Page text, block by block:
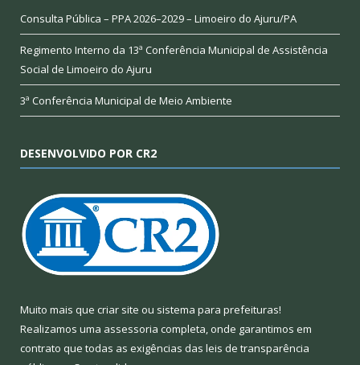
Consulta Pública – PPA 2026–2029 – Limoeiro do Ajuru/PA
Regimento Interno da 13ª Conferência Municipal de Assistência
Social de Limoeiro do Ajuru
3ª Conferência Municipal de Meio Ambiente
DESENVOLVIDO POR CR2
Muito mais que criar site ou sistema para prefeituras!
Realizamos uma assessoria completa, onde garantimos em
contrato que todas as exigências das leis de transparência